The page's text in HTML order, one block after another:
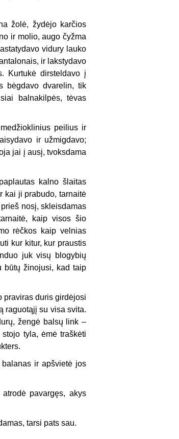
žolė, žydėjo karčios
ir molio, augo čyžma
vidury lauko
ir lakstydavo
Kurtukė dirsteldavo į
bėgdavo dvarelin, tik
balnakilpės, tėvas
peilius ir
ir užmigdavo;
jai į ausį, tvoksdama
kalno šlaitas
kai ji prabudo, tarnaitė
nosį, skleisdamas
kaip visos šio
rėčkos kaip velnias
kur kitur, kur praustis
juk visų blogybių
būtų žinojusi, kad taip
praviras duris girdėjosi
raguotąjį su visa svita.
žengė balsų link –
tyla, ėmė traškėti
ir apšvietė jos
pavargęs, akys
tarsi pats sau.